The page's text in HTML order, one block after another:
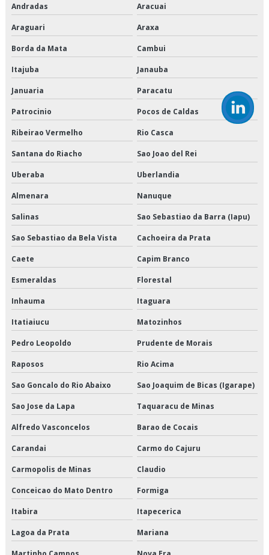
Empresa que transporta produtos congelados
Empresa que transporta produtos refrigerados
Empresa transportadora de alimentos
Empresa transportadora de mercadorias
Empresas de armazenagem e logística em sp
Empresas de cross docking
Empresas de logística de alimentos
Empresas de logística e armazenagem
Empresas de logística refrigerada
Empresas de transportes fracionados
Empresas que fazem transporte de mercadorias
Empresas transportadoras de carga fracionada
Entrega de congelados em sp
Entrega de congelados preço
Entrega de congelados são paulo
Entrega de congelados valor
Entrega de perecíveis em sp
Entrega de perecíveis são paulo
Entrega de refrigerados preço
Andradas Aracuai
Araguari Araxa
Borda da Mata Cambui
Itajuba Janauba
Januaria Paracatu
Patrocinio Pocos de Caldas
Ribeirao Vermelho Rio Casca
Santana do Riacho Sao Joao del Rei
Uberaba Uberlandia
Almenara Nanuque
Salinas Sao Sebastiao da Barra (Iapu)
Sao Sebastiao da Bela Vista Cachoeira da Prata
Caete Capim Branco
Esmeraldas Florestal
Inhauma Itaguara
Itatiaiucu Matozinhos
Pedro Leopoldo Prudente de Morais
Raposos Rio Acima
Sao Goncalo do Rio Abaixo Sao Joaquim de Bicas (Igarape)
Sao Jose da Lapa Taquaracu de Minas
Alfredo Vasconcelos Barao de Cocais
Carandai Carmo do Cajuru
Carmopolis de Minas Claudio
Conceicao do Mato Dentro Formiga
Itabira Itapecerica
Lagoa da Prata Mariana